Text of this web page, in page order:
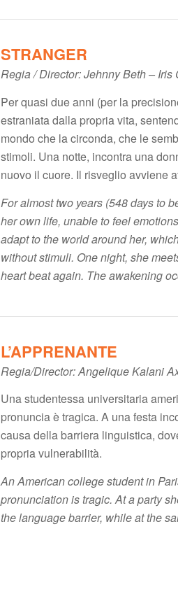
STRANGER
Regia / Director: Jehnny Beth – Iris
Per quasi due anni (per la
estraniata dalla propria vita,
mondo che la circonda, che le
stimoli. Una notte, incontra una
nuovo il cuore. Il risveglio avviene
For almost two years (548 days to
her own life, unable to feel
adapt to the world around her,
without stimuli. One night, she
heart beat again. The awakening
L’APPRENANTE
Regia/Director: Angelique Kalani
Una studentessa universitaria
pronuncia è tragica. A una festa
causa della barriera linguistica,
propria vulnerabilità.
An American college student in
pronunciation is tragic. At a party
the language barrier, while at the